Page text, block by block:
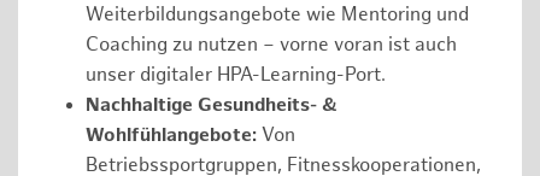
Weiterbildungsangebote wie Mentoring und
Coaching zu nutzen – vorne voran ist auch
unser digitaler HPA-Learning-Port.
Nachhaltige Gesundheits- &
Wohlfühlangebote: Von
Betriebssportgruppen, Fitnesskooperationen,